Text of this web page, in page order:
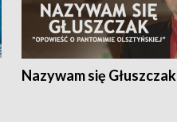
Nazywam się Głuszczak